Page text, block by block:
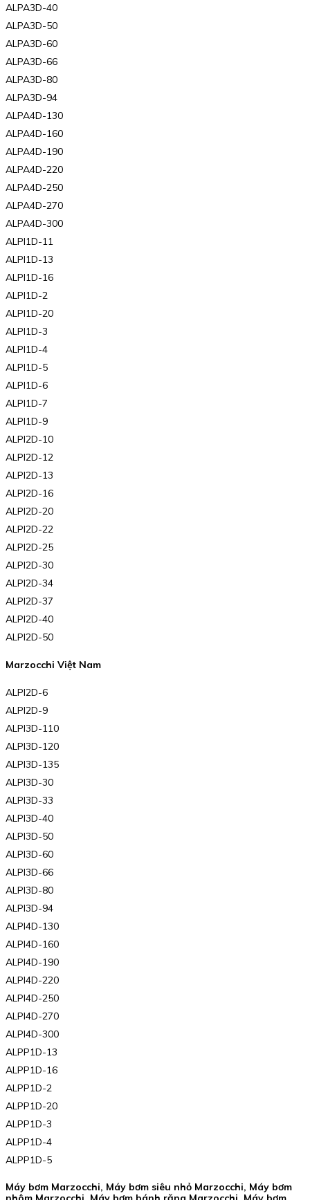
ALPA3D-40
ALPA3D-50
ALPA3D-60
ALPA3D-66
ALPA3D-80
ALPA3D-94
ALPA4D-130
ALPA4D-160
ALPA4D-190
ALPA4D-220
ALPA4D-250
ALPA4D-270
ALPA4D-300
ALPI1D-11
ALPI1D-13
ALPI1D-16
ALPI1D-2
ALPI1D-20
ALPI1D-3
ALPI1D-4
ALPI1D-5
ALPI1D-6
ALPI1D-7
ALPI1D-9
ALPI2D-10
ALPI2D-12
ALPI2D-13
ALPI2D-16
ALPI2D-20
ALPI2D-22
ALPI2D-25
ALPI2D-30
ALPI2D-34
ALPI2D-37
ALPI2D-40
ALPI2D-50
Marzocchi Việt Nam
ALPI2D-6
ALPI2D-9
ALPI3D-110
ALPI3D-120
ALPI3D-135
ALPI3D-30
ALPI3D-33
ALPI3D-40
ALPI3D-50
ALPI3D-60
ALPI3D-66
ALPI3D-80
ALPI3D-94
ALPI4D-130
ALPI4D-160
ALPI4D-190
ALPI4D-220
ALPI4D-250
ALPI4D-270
ALPI4D-300
ALPP1D-13
ALPP1D-16
ALPP1D-2
ALPP1D-20
ALPP1D-3
ALPP1D-4
ALPP1D-5
Máy bơm Marzocchi, Máy bơm siêu nhỏ Marzocchi, Máy bơm